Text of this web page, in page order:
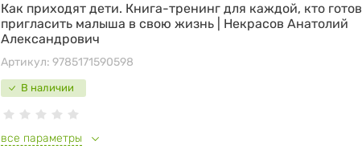
В наличии
Как приходят дети. Книга-тренинг для каждой, кто готов
пригласить малыша в свою жизнь | Некрасов Анатолий
Александрович
Артикул: 9785171590598
все параметры